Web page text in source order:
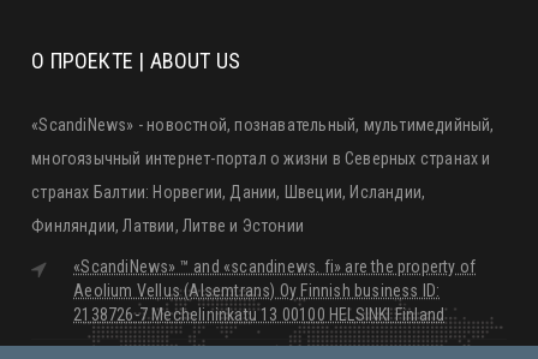
О ПРОЕКТЕ | ABOUT US
«ScandiNews» - новостной, познавательный, мультимедийный,
многоязычный интернет-портал о жизни в Северных странах и
странах Балтии: Норвегии, Дании, Швеции, Исландии,
Финляндии, Латвии, Литве и Эстонии
«ScandiNews» ™ and «scandinews. fi» are the property of
Aeolium Vellus (Alsemtrans) Oy Finnish business ID:
2138726-7 Mechelininkatu 13 00100 HELSINKI Finland